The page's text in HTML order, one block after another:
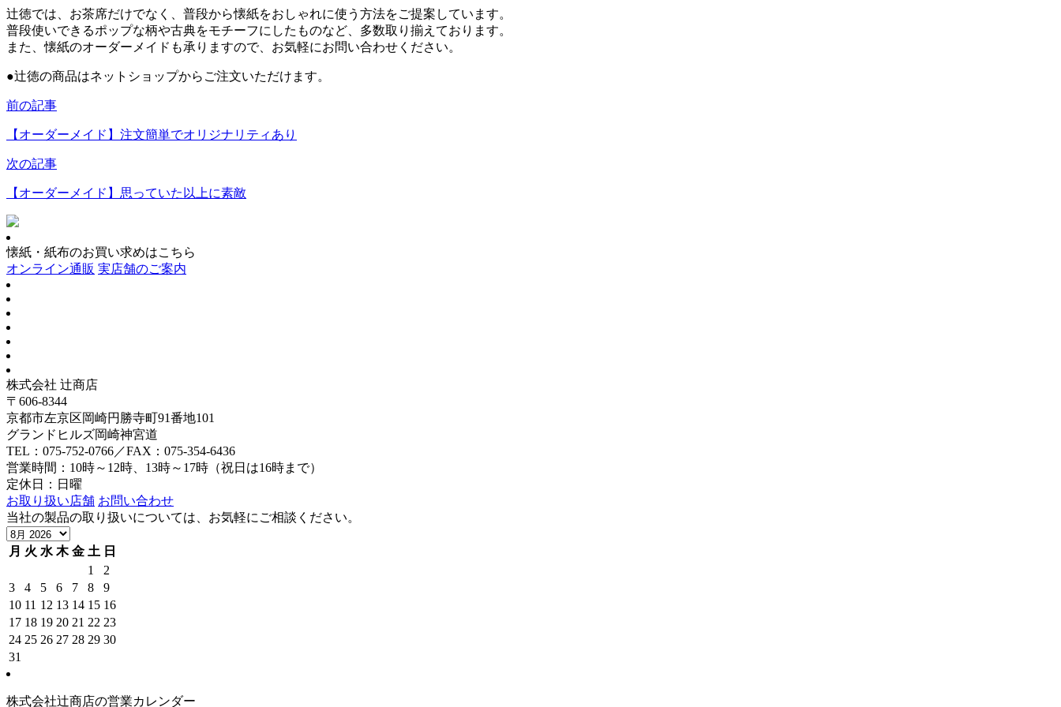
辻徳では、お茶席だけでなく、普段から懐紙をおしゃれに使う方法をご提案しています。
普段使いできるポップな柄や古典をモチーフにしたものなど、多数取り揃えております。
また、懐紙のオーダーメイドも承りますので、お気軽にお問い合わせください。
●辻徳の商品はネットショップからご注文いただけます。
前の記事
【オーダーメイド】注文簡単でオリジナリティあり
次の記事
【オーダーメイド】思っていた以上に素敵
懐紙・紙布のお買い求めはこちら
オンライン通販 実店舗のご案内
株式会社 辻商店
〒606-8344
京都市左京区岡崎円勝寺町91番地101
グランドヒルズ岡崎神宮道
TEL：075-752-0766／FAX：075-354-6436
営業時間：10時～12時、13時～17時（祝日は16時まで）
定休日：日曜
お取り扱い店舗 お問い合わせ
当社の製品の取り扱いについては、お気軽にご相談ください。
月 火 水 木 金 土 日
1
2
3
4 5 6 7 8
9
10 11 12 13 14 15 16
17 18 19 20 21 22 23
24 25 26 27 28 29 30
31
株式会社辻商店の営業カレンダー